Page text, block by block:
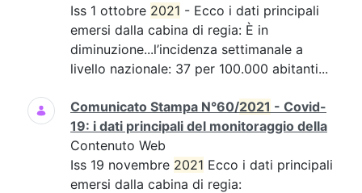
Iss 1 ottobre 2021 - Ecco i dati principali
emersi dalla cabina di regia: È in
diminuzione...l’incidenza settimanale a
livello nazionale: 37 per 100.000 abitanti...
Comunicato Stampa N°60/2021 - Covid-
19: i dati principali del monitoraggio della
Contenuto Web
Iss 19 novembre 2021 Ecco i dati principali
emersi dalla cabina di regia: